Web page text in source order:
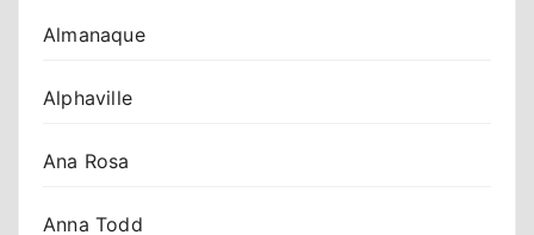
Almanaque
Alphaville
Ana Rosa
Anna Todd